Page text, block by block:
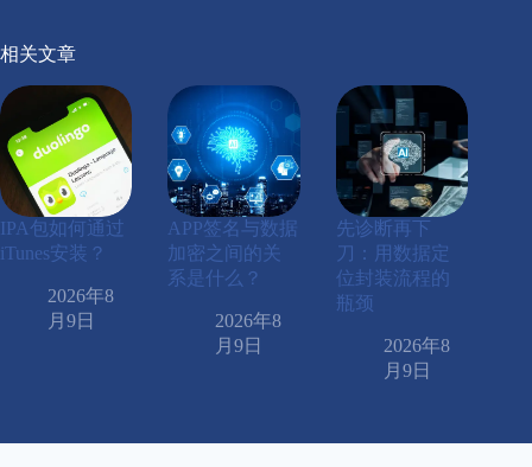
相关文章
IPA包如何通过
iTunes安装？
2026年8
月9日
APP签名与数据
加密之间的关
系是什么？
2026年8
月9日
先诊断再下
刀：用数据定
位封装流程的
瓶颈
2026年8
月9日